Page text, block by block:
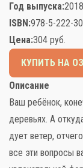
Год выпуска:2018
ISBN:978-5-222-
Цена:304 руб.
КУПИТЬ НА
Описание
Ваш ребёнок,
деревьях. А
дует ветер,
все эти вопросы